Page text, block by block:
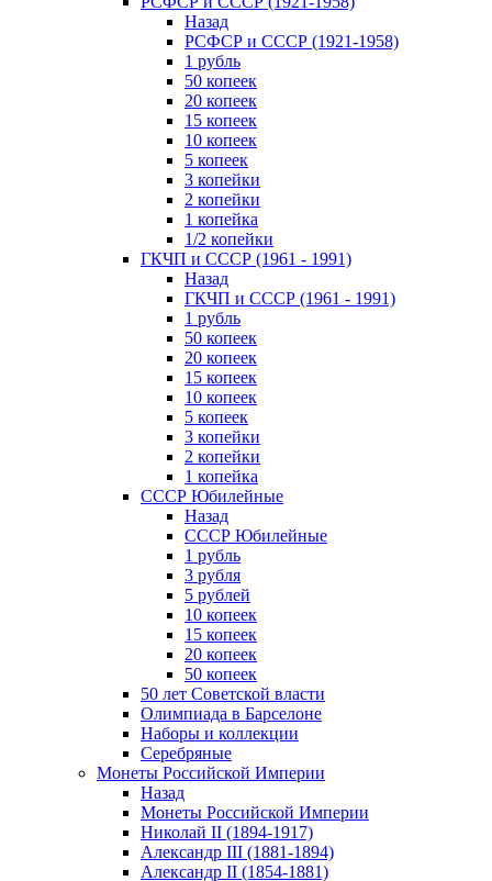
Назад
РСФСР и СССР (1921-1958)
1 рубль
50 копеек
20 копеек
15 копеек
10 копеек
5 копеек
3 копейки
2 копейки
1 копейка
1/2 копейки
ГКЧП и СССР (1961 - 1991)
Назад
ГКЧП и СССР (1961 - 1991)
1 рубль
50 копеек
20 копеек
15 копеек
10 копеек
5 копеек
3 копейки
2 копейки
1 копейка
СССР Юбилейные
Назад
СССР Юбилейные
1 рубль
3 рубля
5 рублей
10 копеек
15 копеек
20 копеек
50 копеек
50 лет Советской власти
Олимпиада в Барселоне
Наборы и коллекции
Серебряные
Монеты Российской Империи
Назад
Монеты Российской Империи
Николай II (1894-1917)
Александр III (1881-1894)
Александр II (1854-1881)